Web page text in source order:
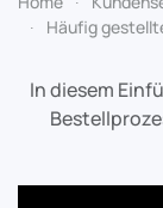
Häufig
In diesem